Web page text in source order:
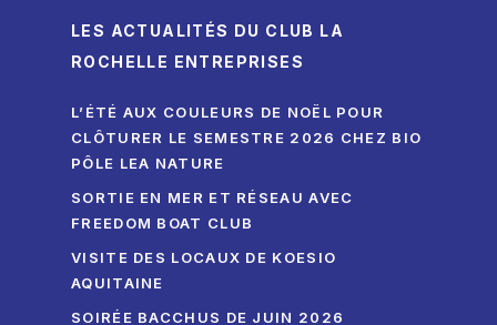
LES ACTUALITÉS DU CLUB LA
ROCHELLE ENTREPRISES
L’ÉTÉ AUX COULEURS DE NOËL POUR
CLÔTURER LE SEMESTRE 2026 CHEZ BIO
PÔLE LEA NATURE
SORTIE EN MER ET RÉSEAU AVEC
FREEDOM BOAT CLUB
VISITE DES LOCAUX DE KOESIO
AQUITAINE
SOIRÉE BACCHUS DE JUIN 2026